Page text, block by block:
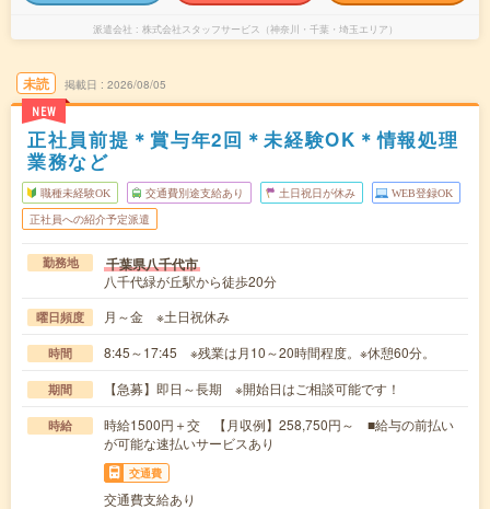
派遣会社 株式会社スタッフサービス（神奈川・千葉・埼玉エリア）
未読
NEW
掲載日 2026/08/05
正社員前提＊賞与年2回＊未経験OK＊情報処理
業務など
職種未経験OK 交通費別途支給あり 土日祝日が休み WEB登録OK
正社員への紹介予定派遣
勤務地 千葉県八千代市
八千代緑が丘駅から徒歩20分
曜日頻度 月～金 ※土日祝休み
時間 8:45～17:45 ※残業は月10～20時間程度。※休憩60分。
期間 【急募】即日～長期 ※開始日はご相談可能です！
時給
時給1500円＋交 【月収例】258,750円～ ■給与の前払い
が可能な速払いサービスあり
交通費
交通費支給あり